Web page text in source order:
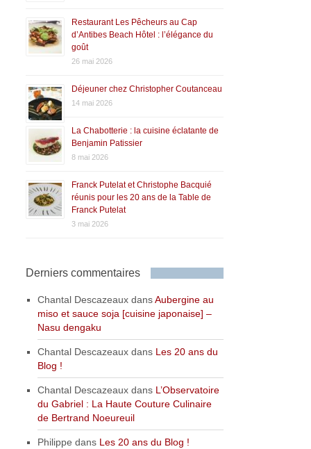
Restaurant Les Pêcheurs au Cap
d’Antibes Beach Hôtel : l’élégance du
goût
26 mai 2026
Déjeuner chez Christopher Coutanceau
14 mai 2026
La Chabotterie : la cuisine éclatante de
Benjamin Patissier
8 mai 2026
Franck Putelat et Christophe Bacquié
réunis pour les 20 ans de la Table de
Franck Putelat
3 mai 2026
Derniers commentaires
Chantal Descazeaux dansAubergine au
miso et sauce soja [cuisine japonaise] –
Nasu dengaku
Chantal Descazeaux dans Les 20 ans du
Blog !
Chantal Descazeaux dans L’Observatoire
du Gabriel : La Haute Couture Culinaire
de Bertrand Noeureuil
Philippe dans Les 20 ans du Blog !